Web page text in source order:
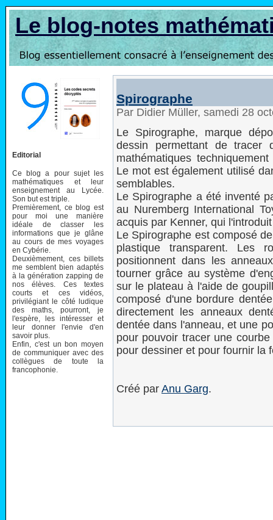
Le blog-notes
Editorial
Ce blog a pour sujet les
mathématiques et leur
enseignement au Lycée.
Son but est triple.
Premièrement, ce blog est
pour moi une manière
idéale de classer les
informations que je glâne
au cours de mes voyages
en Cybérie.
Deuxièmement, ces billets
me semblent bien adaptés
à la génération zapping de
nos élèves. Ces textes
courts et ces vidéos,
privilégiant le côté ludique
des maths, pourront, je
l'espère, les intéresser et
leur donner l'envie d'en
savoir plus.
Enfin, c'est un bon moyen
de communiquer avec des
collègues de toute la
francophonie.
Spirographe
Par Didier Müller, samedi 28
Le Spirographe, marque
dessin permettant de tracer
mathématiques
Le mot est également utilisé
semblables.
Le Spirographe a été inventé
au Nuremberg International
acquis par Kenner, qui
Le Spirographe est composé
plastique transparent. Les
positionnent dans les
tourner grâce au système
sur le plateau à l'aide de
composé d'une bordure
directement les anneaux
dentée dans l'anneau, et une
pour pouvoir tracer une
pour dessiner et pour fournir la
Créé par Anu Garg.